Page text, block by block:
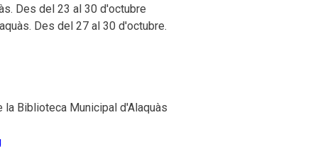
Des del 23 al 30 d'octubre
Des del 27 al 30 d'octubre.
la Biblioteca Municipal d'Alaquàs